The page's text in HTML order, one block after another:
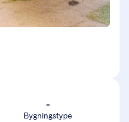
-
Bygningstype